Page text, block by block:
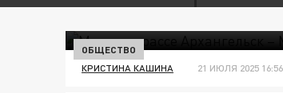
ОБЩЕСТВО
КРИСТИНА КАШИНА 21 ИЮЛЯ 2025 16:56